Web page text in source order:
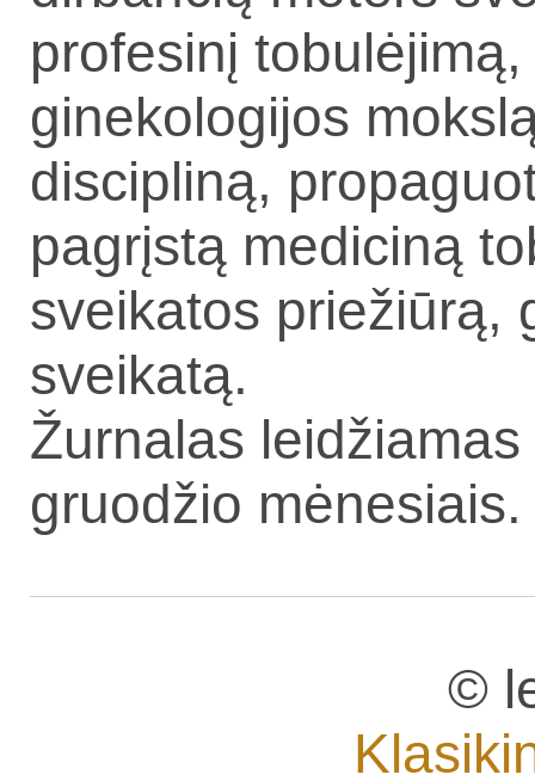
profesinį
ginekologijos
discipliną,
pagrįstą mediciną
sveikatos priežiūrą,
sveikatą.
Žurnalas
gruodžio
©